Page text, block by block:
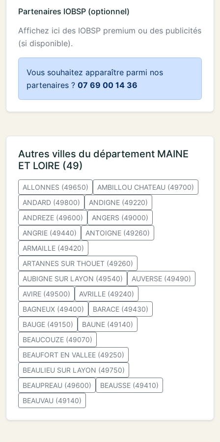
Partenaires IOBSP (optionnel)
Affichez ici des IOBSP premium ou des publicités
(si disponible).
Vous souhaitez apparaître parmi nos
partenaires ? 07 69 00 14 36
Autres villes du département MAINE
ET LOIRE (49)
ALLONNES (49650)
AMBILLOU CHATEAU (49700)
ANDARD (49800)
ANDIGNE (49220)
ANDREZE (49600)
ANGERS (49000)
ANGRIE (49440)
ANTOIGNE (49260)
ARMAILLE (49420)
ARTANNES SUR THOUET (49260)
AUBIGNE SUR LAYON (49540)
AUVERSE (49490)
AVIRE (49500)
AVRILLE (49240)
BAGNEUX (49400)
BARACE (49430)
BAUGE (49150)
BAUNE (49140)
BEAUCOUZE (49070)
BEAUFORT EN VALLEE (49250)
BEAULIEU SUR LAYON (49750)
BEAUPREAU (49600)
BEAUSSE (49410)
BEAUVAU (49140)